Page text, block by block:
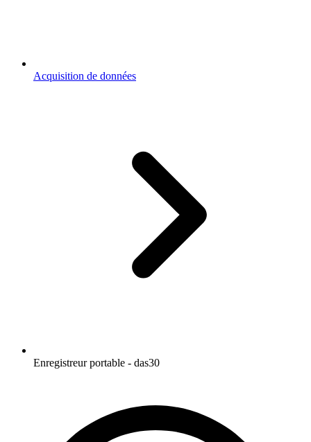
Acquisition de données
Enregistreur portable - das30